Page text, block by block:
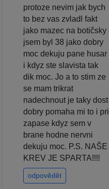
protoze nevim jak bych
to bez vas zvladl fakt
jako mazec na botičsky
jsem byl 38 jako dobry
moc dekuju pane husar
i kdyz ste slavista tak
dik moc. Jo a to stim ze
se mam trikrat
nadechnout je taky dost
dobry pomaha mi to i pri
zapase kdyz sem v
brane hodne nervni
dekuju moc. P.S. NAŠE
KREV JE SPARTA!!!!
odpovědět